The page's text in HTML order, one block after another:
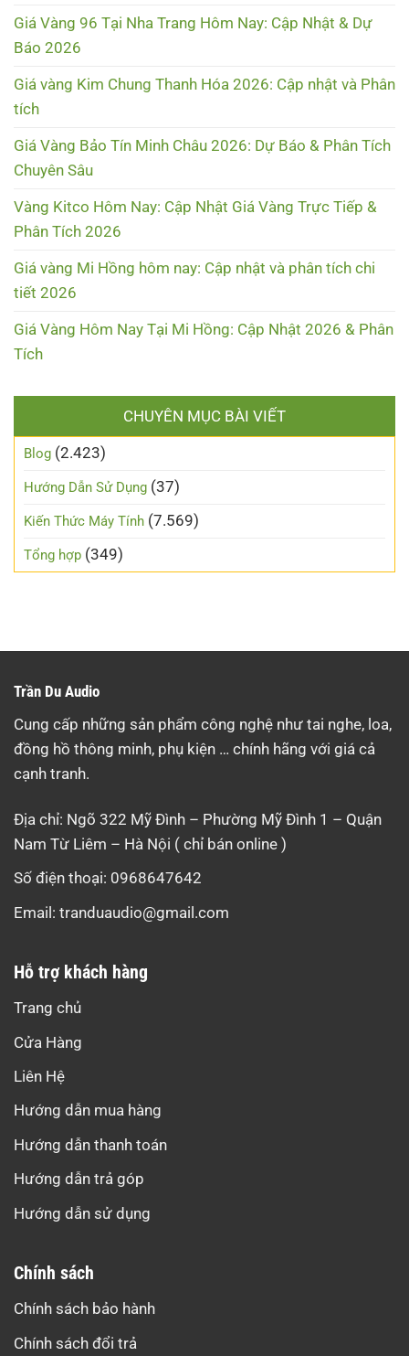
Giá Vàng 96 Tại Nha Trang Hôm Nay: Cập Nhật & Dự
Báo 2026
Giá vàng Kim Chung Thanh Hóa 2026: Cập nhật và Phân
tích
Giá Vàng Bảo Tín Minh Châu 2026: Dự Báo & Phân Tích
Chuyên Sâu
Vàng Kitco Hôm Nay: Cập Nhật Giá Vàng Trực Tiếp &
Phân Tích 2026
Giá vàng Mi Hồng hôm nay: Cập nhật và phân tích chi
tiết 2026
Giá Vàng Hôm Nay Tại Mi Hồng: Cập Nhật 2026 & Phân
Tích
CHUYÊN MỤC BÀI VIẾT
Blog (2.423)
Hướng Dẫn Sử Dụng (37)
Kiến Thức Máy Tính (7.569)
Tổng hợp (349)
Trần Du Audio
Cung cấp những sản phẩm công nghệ như tai nghe, loa,
đồng hồ thông minh, phụ kiện … chính hãng với giá cả
cạnh tranh.
Địa chỉ: Ngõ 322 Mỹ Đình – Phường Mỹ Đình 1 – Quận
Nam Từ Liêm – Hà Nội ( chỉ bán online )
Số điện thoại: 0968647642
Email: tranduaudio@gmail.com
Hỗ trợ khách hàng
Trang chủ
Cửa Hàng
Liên Hệ
Hướng dẫn mua hàng
Hướng dẫn thanh toán
Hướng dẫn trả góp
Hướng dẫn sử dụng
Chính sách
Chính sách bảo hành
Chính sách đổi trả